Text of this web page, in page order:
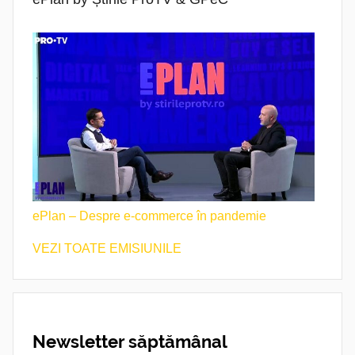
ePlan – Despre e-commerce în pandemie
VEZI TOATE EMISIUNILE
Newsletter săptămânal